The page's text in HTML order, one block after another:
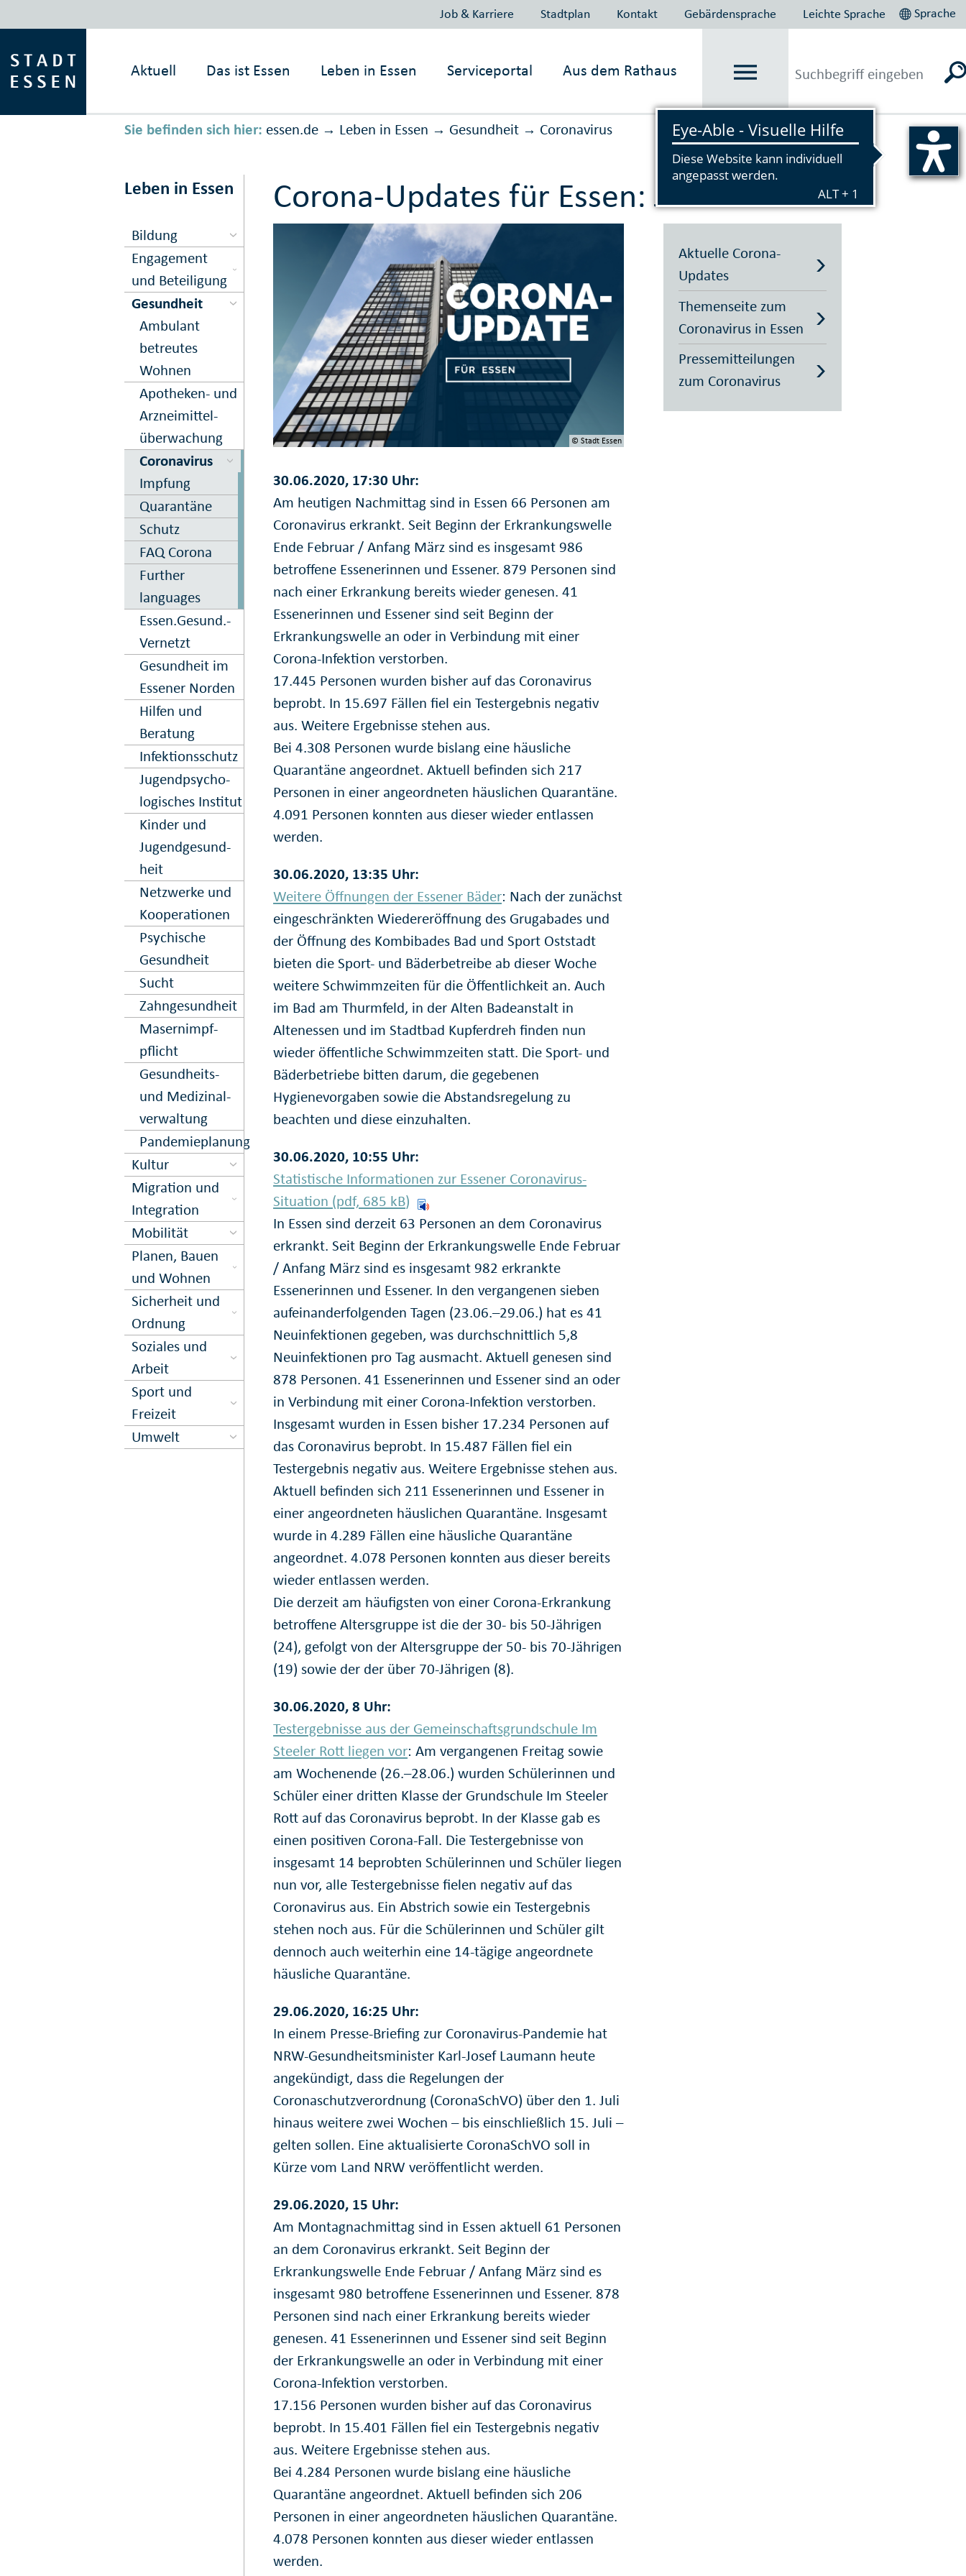
Job & Karriere Stadtplan Kontakt Gebärdensprache Leichte Sprache Sprache
Aktuell Das ist Essen Leben in Essen Serviceportal Aus dem Rathaus
Sie befinden sich hier: essen.de → Leben in Essen → Gesundheit → Corona­virus Vorlesen
Leben in Essen
Bildung
Engagement
und Beteiligung
Gesundheit
Ambulant
betreutes
Wohnen
Apo­theken- und
Arznei­mittel­
über­wachung
Corona­virus
Impfung
Quarantäne
Schutz
FAQ Corona
Further
languages
Essen.­Gesund.­
Vernetzt
Gesundheit im
Essener Norden
Hilfen und
Beratung
Infektions­schutz
Jugend­psycho­
logisches Institut
Kinder und
Jugend­gesund­
heit
Netz­werke und
Kooper­ation­en
Psy­chische
Gesund­heit
Sucht
Zahn­gesund­heit
Masern­impf­
pflicht
Gesund­heits-
und Medi­zinal­
ver­waltung
Pandemieplanung
Kultur
Migration und
Inte­gration
Mobilität
Planen, Bauen
und Wohnen
Sicher­heit und
Ord­nung
Soziales und
Arbeit
Sport und
Freizeit
Umwelt
Corona-Updates für Essen: Juni 2020
© Stadt Essen
30.06.2020, 17:30 Uhr:
Am heutigen Nachmittag sind in Essen 66 Personen am
Coronavirus erkrankt. Seit Beginn der Erkrankungswelle
Ende Februar / Anfang März sind es insgesamt 986
betroffene Essenerinnen und Essener. 879 Personen sind
nach einer Erkrankung bereits wieder genesen. 41
Essenerinnen und Essener sind seit Beginn der
Erkrankungswelle an oder in Verbindung mit einer
Corona-Infektion verstorben.
17.445 Personen wurden bisher auf das Coronavirus
beprobt. In 15.697 Fällen fiel ein Testergebnis negativ
aus. Weitere Ergebnisse stehen aus.
Bei 4.308 Personen wurde bislang eine häusliche
Quarantäne angeordnet. Aktuell befinden sich 217
Personen in einer angeordneten häuslichen Quarantäne.
4.091 Personen konnten aus dieser wieder entlassen
werden.
30.06.2020, 13:35 Uhr:
Weitere Öffnungen der Essener Bäder: Nach der zunächst
eingeschränkten Wiedereröffnung des Grugabades und
der Öffnung des Kombibades Bad und Sport Oststadt
bieten die Sport- und Bäderbetreibe ab dieser Woche
weitere Schwimmzeiten für die Öffentlichkeit an. Auch
im Bad am Thurmfeld, in der Alten Badeanstalt in
Altenessen und im Stadtbad Kupferdreh finden nun
wieder öffentliche Schwimmzeiten statt. Die Sport- und
Bäderbetriebe bitten darum, die gegebenen
Hygienevorgaben sowie die Abstandsregelung zu
beachten und diese einzuhalten.
30.06.2020, 10:55 Uhr:
Statistische Informationen zur Essener Coronavirus-
Situation (pdf, 685 kB)
In Essen sind derzeit 63 Personen an dem Coronavirus
erkrankt. Seit Beginn der Erkrankungswelle Ende Februar
/ Anfang März sind es insgesamt 982 erkrankte
Essenerinnen und Essener. In den vergangenen sieben
aufeinanderfolgenden Tagen (23.06.–29.06.) hat es 41
Neuinfektionen gegeben, was durchschnittlich 5,8
Neuinfektionen pro Tag ausmacht. Aktuell genesen sind
878 Personen. 41 Essenerinnen und Essener sind an oder
in Verbindung mit einer Corona-Infektion verstorben.
Insgesamt wurden in Essen bisher 17.234 Personen auf
das Coronavirus beprobt. In 15.487 Fällen fiel ein
Testergebnis negativ aus. Weitere Ergebnisse stehen aus.
Aktuell befinden sich 211 Essenerinnen und Essener in
einer angeordneten häuslichen Quarantäne. Insgesamt
wurde in 4.289 Fällen eine häusliche Quarantäne
angeordnet. 4.078 Personen konnten aus dieser bereits
wieder entlassen werden.
Die derzeit am häufigsten von einer Corona-Erkrankung
betroffene Altersgruppe ist die der 30- bis 50-Jährigen
(24), gefolgt von der Altersgruppe der 50- bis 70-Jährigen
(19) sowie der der über 70-Jährigen (8).
30.06.2020, 8 Uhr:
Testergebnisse aus der Gemeinschaftsgrundschule Im
Steeler Rott liegen vor: Am vergangenen Freitag sowie
am Wochenende (26.–28.06.) wurden Schülerinnen und
Schüler einer dritten Klasse der Grundschule Im Steeler
Rott auf das Coronavirus beprobt. In der Klasse gab es
einen positiven Corona-Fall. Die Testergebnisse von
insgesamt 14 beprobten Schülerinnen und Schüler liegen
nun vor, alle Testergebnisse fielen negativ auf das
Coronavirus aus. Ein Abstrich sowie ein Testergebnis
stehen noch aus. Für die Schülerinnen und Schüler gilt
dennoch auch weiterhin eine 14-tägige angeordnete
häusliche Quarantäne.
29.06.2020, 16:25 Uhr:
In einem Presse-Briefing zur Coronavirus-Pandemie hat
NRW-Gesundheitsminister Karl-Josef Laumann heute
angekündigt, dass die Regelungen der
Coronaschutzverordnung (CoronaSchVO) über den 1. Juli
hinaus weitere zwei Wochen – bis einschließlich 15. Juli –
gelten sollen. Eine aktualisierte CoronaSchVO soll in
Kürze vom Land NRW veröffentlicht werden.
29.06.2020, 15 Uhr:
Am Montagnachmittag sind in Essen aktuell 61 Personen
an dem Coronavirus erkrankt. Seit Beginn der
Erkrankungswelle Ende Februar / Anfang März sind es
insgesamt 980 betroffene Essenerinnen und Essener. 878
Personen sind nach einer Erkrankung bereits wieder
genesen. 41 Essenerinnen und Essener sind seit Beginn
der Erkrankungswelle an oder in Verbindung mit einer
Corona-Infektion verstorben.
17.156 Personen wurden bisher auf das Coronavirus
beprobt. In 15.401 Fällen fiel ein Testergebnis negativ
aus. Weitere Ergebnisse stehen aus.
Bei 4.284 Personen wurde bislang eine häusliche
Quarantäne angeordnet. Aktuell befinden sich 206
Personen in einer angeordneten häuslichen Quarantäne.
4.078 Personen konnten aus dieser wieder entlassen
werden.
Aktuelle Corona-
Updates
Themenseite zum
Coronavirus in Essen
Pressemitteilungen
zum Coronavirus